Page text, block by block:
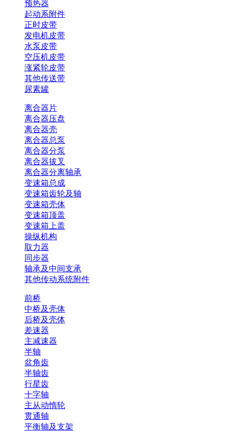
预热器
起动系附件
正时皮带
发电机皮带
水泵皮带
空压机皮带
涨紧轮皮带
其他传送带
尿素罐
离合器片
离合器压盘
离合器壳
离合器总泵
离合器分泵
离合器拔叉
离合器分离轴承
变速箱总成
变速箱齿轮及轴
变速箱壳体
变速箱顶盖
变速箱上盖
操纵机构
取力器
同步器
轴承及中间支承
其他传动系统附件
前桥
中桥及壳体
后桥及壳体
差速器
主减速器
半轴
盆角齿
半轴齿
行星齿
十字轴
主从动惰轮
贯通轴
平衡轴及支架